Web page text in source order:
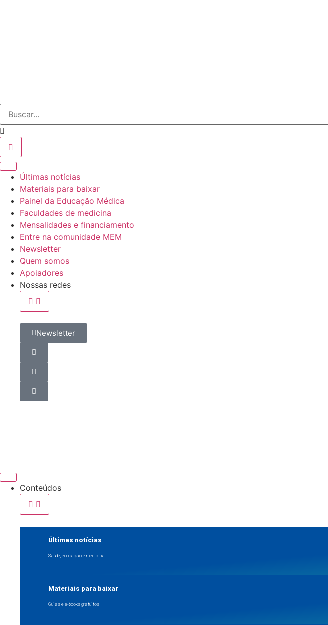
Últimas notícias
Materiais para baixar
Painel da Educação Médica
Faculdades de medicina
Mensalidades e financiamento
Entre na comunidade MEM
Newsletter
Quem somos
Apoiadores
Nossas redes
Newsletter
Conteúdos
Últimas notícias
Saúde, educação e medicina
Materiais para baixar
Guias e e-books gratuitos